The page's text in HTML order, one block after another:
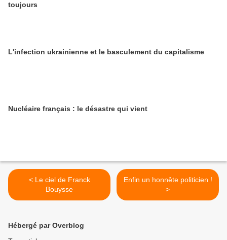
toujours
L'infection ukrainienne et le basculement du capitalisme
Nucléaire français : le désastre qui vient
< Le ciel de Franck
Bouysse
Enfin un honnête politicien !
>
Hébergé par Overblog